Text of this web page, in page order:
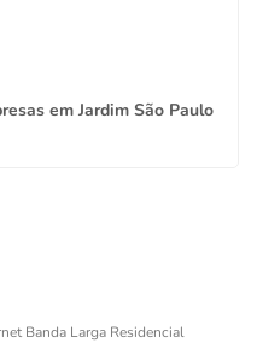
em Jardim São Paulo
Banda Larga Residencial